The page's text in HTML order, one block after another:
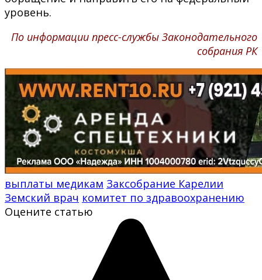
уровень.
По информации пресс-службы Законодательного
собрания РК
выплаты медикам Заксобрание Карелии
Земский врач комитет по здравоохранению
Оцените статью